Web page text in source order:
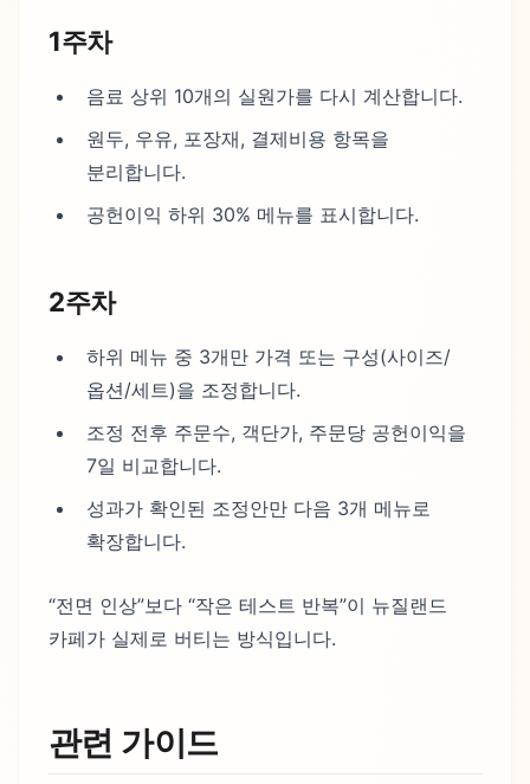
1주차
음료 상위 10개의 실원가를 다시 계산합니다.
원두, 우유, 포장재, 결제비용 항목을
분리합니다.
공헌이익 하위 30% 메뉴를 표시합니다.
2주차
하위 메뉴 중 3개만 가격 또는 구성(사이즈/
옵션/세트)을 조정합니다.
조정 전후 주문수, 객단가, 주문당 공헌이익을
7일 비교합니다.
성과가 확인된 조정안만 다음 3개 메뉴로
확장합니다.
“전면 인상”보다 “작은 테스트 반복”이 뉴질랜드
카페가 실제로 버티는 방식입니다.
관련 가이드